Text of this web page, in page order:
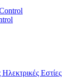
Ηλεκτρικές Εστίες